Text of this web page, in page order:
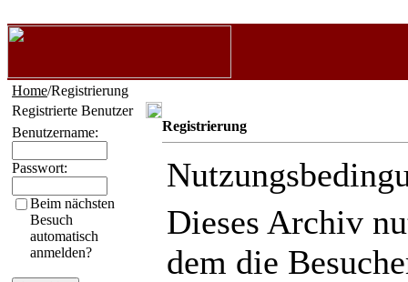
Home/Registrierung
Registrierte Benutzer
Benutzername:
Passwort:
Beim nächsten
Besuch
automatisch
anmelden?
Registrierung
Dieses Archiv
dem die